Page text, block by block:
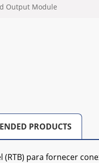
Output Module
PRODUCTS
para fornecer